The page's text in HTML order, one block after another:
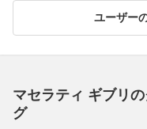
ユーザー
マセラティ ギブリ
グ